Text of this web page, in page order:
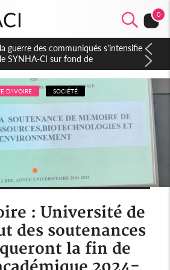
0
2026, Thiam plaide pour un
plus apaisé
D'IVOIRE SOCIÉTÉ
: Université de
des soutenances
la fin de